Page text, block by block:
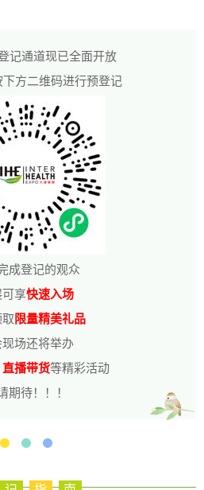
记通道现已全面开放
下方二维码进行预登记
成登记的观众
享快速入场
限量精美礼品
现场还将举办
播带货等精彩活动
期待！！！